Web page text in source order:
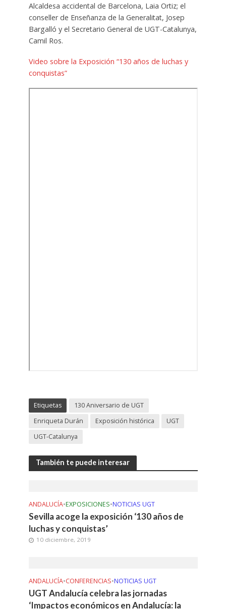
Alcaldesa accidental de Barcelona, Laia Ortiz; el
conseller de Enseñanza de la Generalitat, Josep
Bargalló y el Secretario General de UGT-Catalunya,
Camil Ros.
Video sobre la Exposición “130 años de luchas y
conquistas”
Etiquetas
130 Aniversario de UGT
Enriqueta Durán
Exposición histórica
UGT
UGT-Catalunya
También te puede interesar
ANDALUCÍA•EXPOSICIONES•NOTICIAS UGT
Sevilla acoge la exposición ‘130 años de
luchas y conquistas’
10 diciembre, 2019
ANDALUCÍA•CONFERENCIAS•NOTICIAS UGT
UGT Andalucía celebra las jornadas
‘Impactos económicos en Andalucía: la